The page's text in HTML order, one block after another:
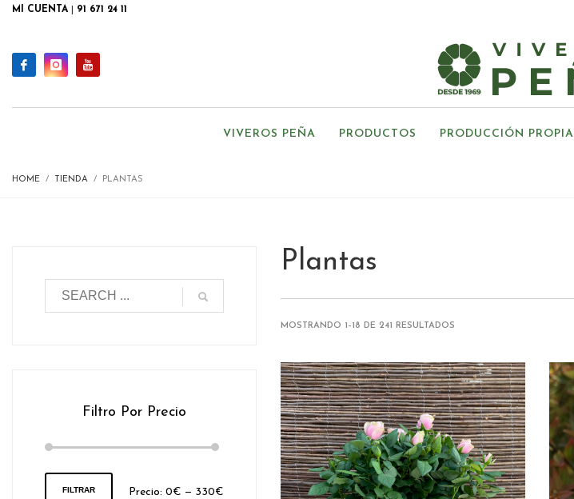
MI CUENTA 91 671 24 11
VIVEROS PEÑA PRODUCTOS PRODUCCIÓN PROPIA
HOME TIENDA PLANTAS
Plantas
MOSTRANDO 1–18 DE 241 RESULTADOS
Filtro Por Precio
FILTRAR Precio: 0€ — 330€